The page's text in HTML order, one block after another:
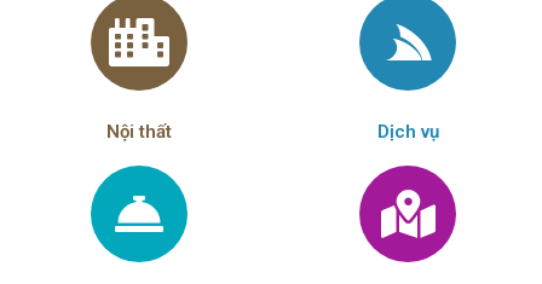
Nội thất Dịch vụ